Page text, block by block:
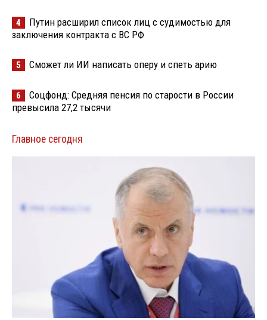
4
Путин расширил список лиц с судимостью для
заключения контракта с ВС РФ
5 Сможет ли ИИ написать оперу и спеть арию
6
Соцфонд: Средняя пенсия по старости в России
превысила 27,2 тысячи
Главное сегодня